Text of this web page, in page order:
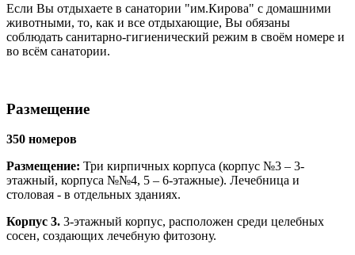
Если Вы отдыхаете в санатории "им.Кирова" с домашними
животными, то, как и все отдыхающие, Вы обязаны
соблюдать санитарно-гигиенический режим в своём номере и
во всём санатории.
Размещение
350 номеров
Размещение: Три кирпичных корпуса (корпус №3 – 3-
этажный, корпуса №№4, 5 – 6-этажные). Лечебница и
столовая - в отдельных зданиях.
Корпус 3. 3-этажный корпус, расположен среди целебных
сосен, создающих лечебную фитозону.